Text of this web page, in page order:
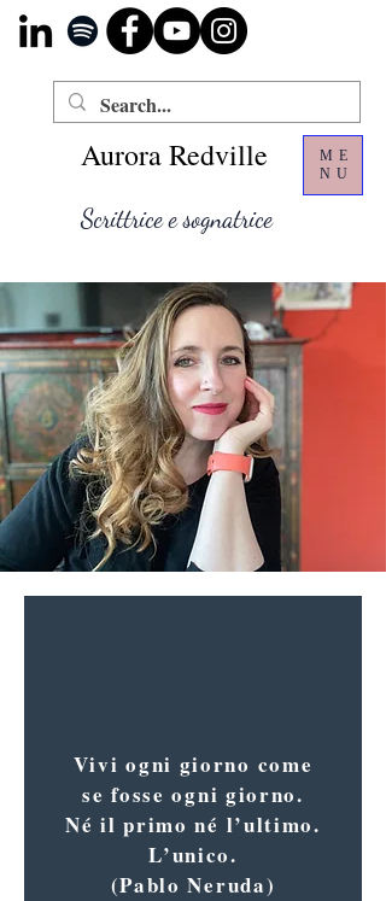
ME
NU
Scrittrice e sognatrice
Aurora Redville
Vivi ogni giorno come
se fosse ogni giorno.
Né il primo né l’ultimo.
L’unico.
(Pablo Neruda)